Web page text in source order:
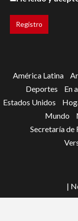
América Latina
Deportes
En
Estados Unidos
Mundo
Secretaría de
|